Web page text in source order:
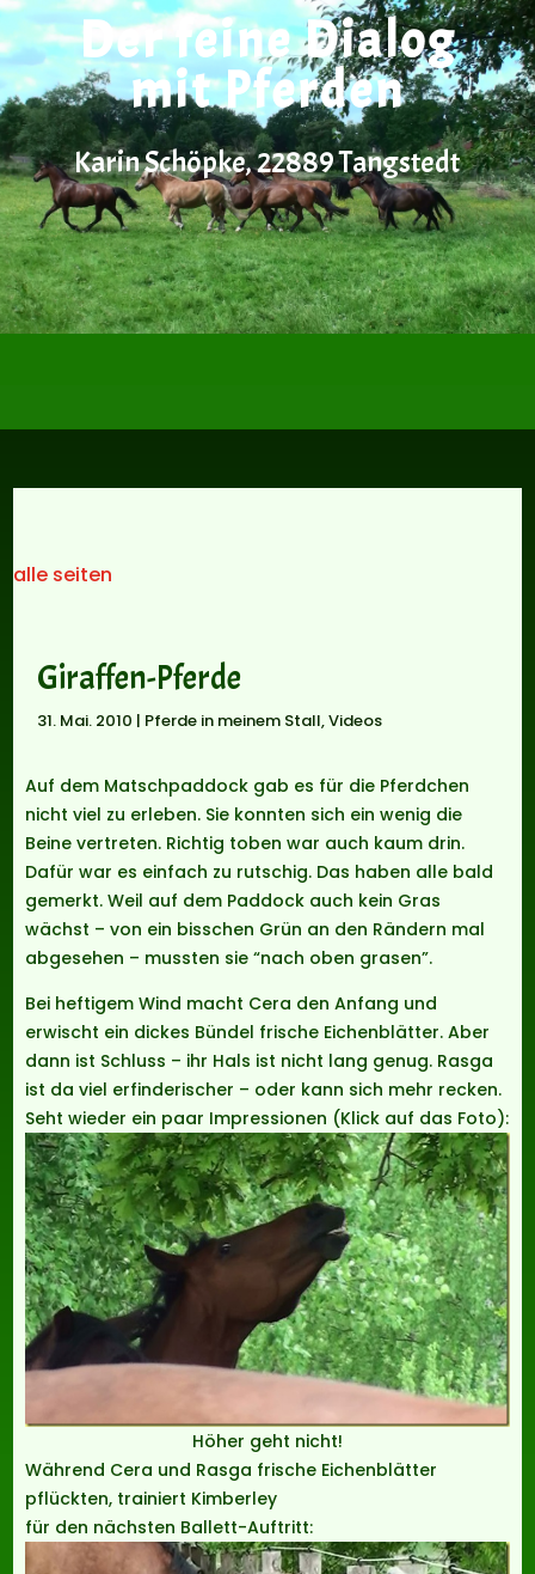
Der feine Dialog
mit Pferden
Karin Schöpke, 22889 Tangstedt
alle seiten
Giraffen-Pferde
31. Mai. 2010 | Pferde in meinem Stall,Videos
Auf dem Matschpaddock gab es für die Pferdchen
nicht viel zu erleben. Sie konnten sich ein wenig die
Beine vertreten. Richtig toben war auch kaum drin.
Dafür war es einfach zu rutschig. Das haben alle bald
gemerkt. Weil auf dem Paddock auch kein Gras
wächst – von ein bisschen Grün an den Rändern mal
abgesehen – mussten sie “nach oben grasen”.
Bei heftigem Wind macht Cera den Anfang und
erwischt ein dickes Bündel frische Eichenblätter. Aber
dann ist Schluss – ihr Hals ist nicht lang genug. Rasga
ist da viel erfinderischer – oder kann sich mehr recken.
Seht wieder ein paar Impressionen (Klick auf das Foto):
Höher geht nicht!
Während Cera und Rasga frische Eichenblätter
pflückten, trainiert Kimberley
für den nächsten Ballett-Auftritt: